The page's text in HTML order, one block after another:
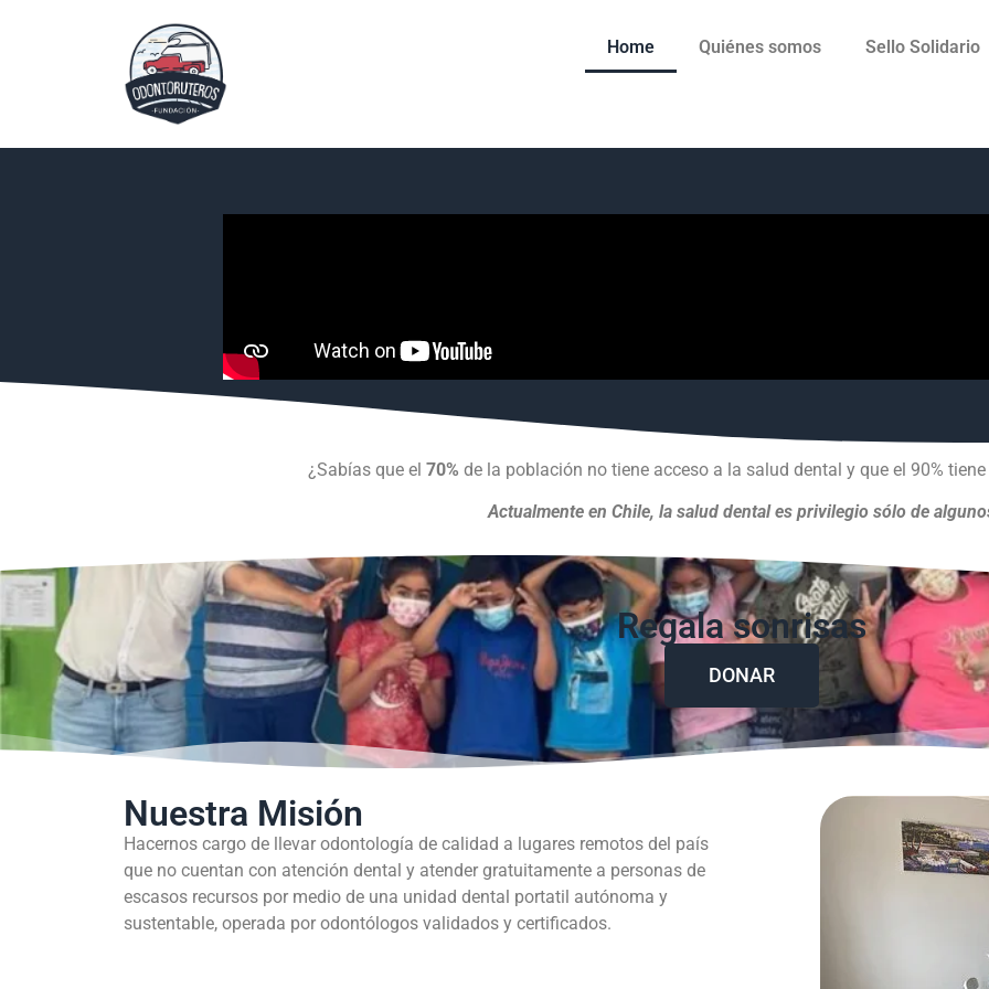
Home Quiénes somos Sello Solidario
¿Sabías que el 70% de la población no tiene acceso a la salud dental y que el 90%
Actualmente en Chile, la salud dental es privilegio sólo de
Regala sonrisas
DONAR
Nuestra Misión
Hacernos cargo de llevar odontología de calidad a lugares remotos del país
que no cuentan con atención dental y atender gratuitamente a personas de
escasos recursos por medio de una unidad dental portatil autónoma y
sustentable, operada por odontólogos validados y certificados.